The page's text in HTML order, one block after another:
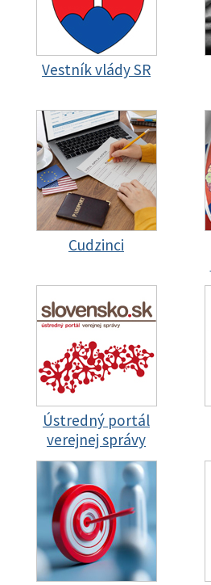
Vestník vlády SR
Cudzinci
Ústredný portál
verejnej správy